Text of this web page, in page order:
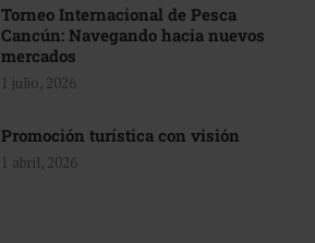
Torneo Internacional de Pesca
Cancún: Navegando hacia nuevos
mercados
1 julio, 2026
Promoción turística con visión
1 abril, 2026